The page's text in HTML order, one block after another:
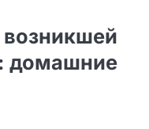
возникшей
домашние